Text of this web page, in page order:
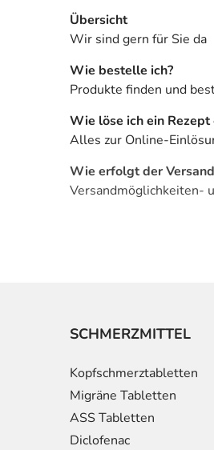
Übersicht
Wir sind gern für Sie da
Wie bestelle ich?
Produkte finden und
Wie löse ich ein Rezept
Alles zur Online-
Wie erfolgt der
Versandmöglichkeiten-
SCHMERZMITTEL
Kopfschmerztabletten
Migräne Tabletten
ASS Tabletten
Diclofenac